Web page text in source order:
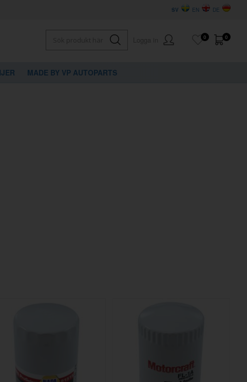
DE
EN
SV
0
0
MADE BY VP AUTOPARTS